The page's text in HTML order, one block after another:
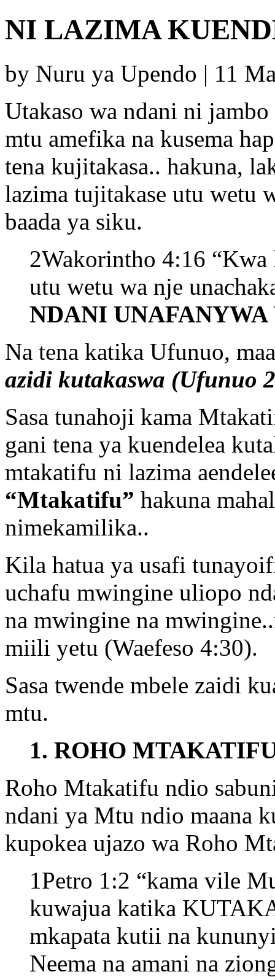
NI LAZIMA
by Nuru ya Upendo | 11
Utakaso wa ndani ni
mtu amefika na kusema
tena kujitakasa.. hakuna,
lazima tujitakase utu wetu
baada ya siku.
2Wakorintho 4:16
utu wetu wa nje
NDANI
Na tena katika Ufunuo,
azidi kutakaswa (Ufunuo
Sasa tunahoji kama
gani tena ya kuendelea
mtakatifu ni lazima
“Mtakatifu” hakuna
nimekamilika..
Kila hatua ya usafi
uchafu mwingine uliopo
na mwingine na
miili yetu (Waefeso 4:30).
Sasa twende mbele zaidi
mtu.
1. ROHO
Roho Mtakatifu ndio
ndani ya Mtu ndio maana
kupokea ujazo wa Roho
1Petro 1:2 “kama vile
kuwajua katika
mkapata kutii na
Neema na amani na